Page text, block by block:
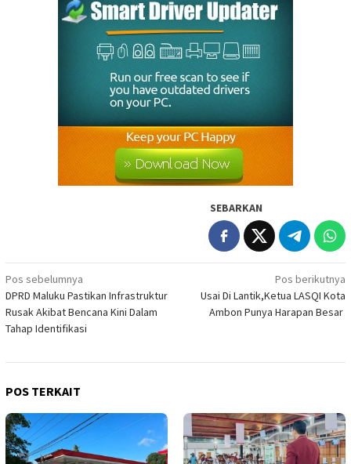
SEBARKAN
Navigasi
pos
Pos sebelumnya
DPRD Maluku Pastikan Infrastruktur
Rusak Akibat Bencana Kini Dalam
Tahap Identifikasi
Pos berikutnya
Usai Di Lantik,Ketua LASQI Kota
Ambon Punya Harapan Besar
POS TERKAIT